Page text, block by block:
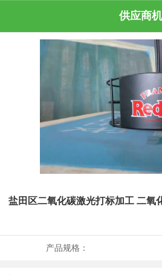
供应商机
盐田区二氧化碳激光打标加工 二氧
产品规格：